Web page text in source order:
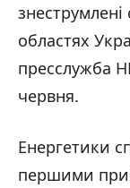
областях
пресслужба
червня.
Енергетики
першими